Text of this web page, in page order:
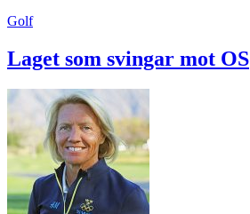
Golf
Laget som svingar mot OS